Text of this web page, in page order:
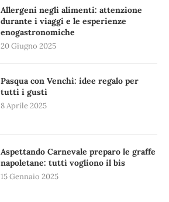
Allergeni negli alimenti: attenzione
durante i viaggi e le esperienze
enogastronomiche
20 Giugno 2025
Pasqua con Venchi: idee regalo per
tutti i gusti
8 Aprile 2025
Aspettando Carnevale preparo le graffe
napoletane: tutti vogliono il bis
15 Gennaio 2025